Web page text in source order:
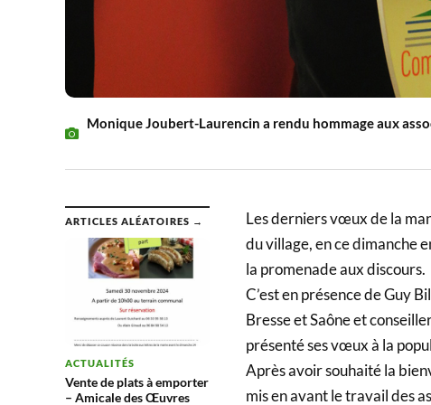
Monique Joubert-Laurencin a rendu hommage aux
ARTICLES ALÉATOIRES →
ACTUALITÉS
Vente de plats à emporter
– Amicale des Œuvres
Les derniers vœux de la
du village, en ce dimanche
la promenade aux discours.
C’est en présence de Guy
Bresse et Saône et
présenté ses vœux à la
Après avoir souhaité la
mis en avant le travail des